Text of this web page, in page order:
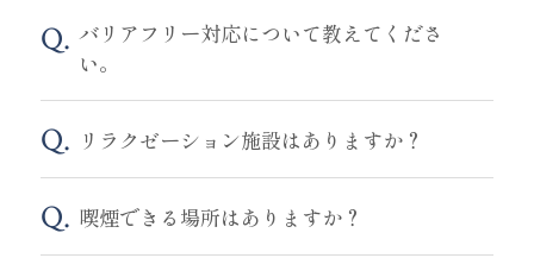
バリアフリー対応について教えてくださ
い。
リラクゼーション施設はありますか？
喫煙できる場所はありますか？